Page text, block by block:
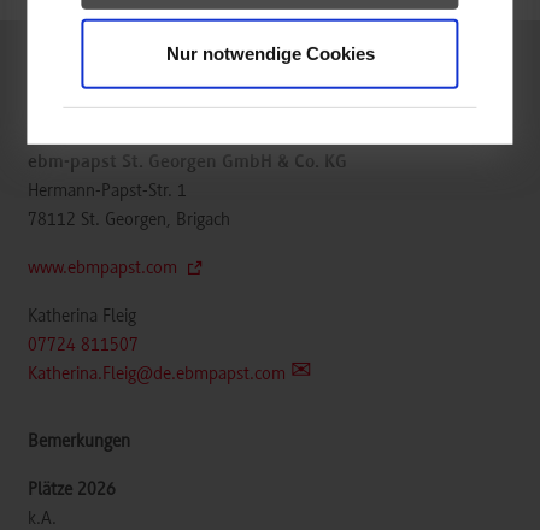
Nur notwendige Cookies
Mechatronik / Allgemeine Mechatronik
ebm-papst St. Georgen GmbH & Co. KG
Hermann-Papst-Str. 1
78112 St. Georgen, Brigach
www.ebmpapst.com
Katherina Fleig
07724 811507
Katherina.Fleig@de.ebmpapst.com
k.A.